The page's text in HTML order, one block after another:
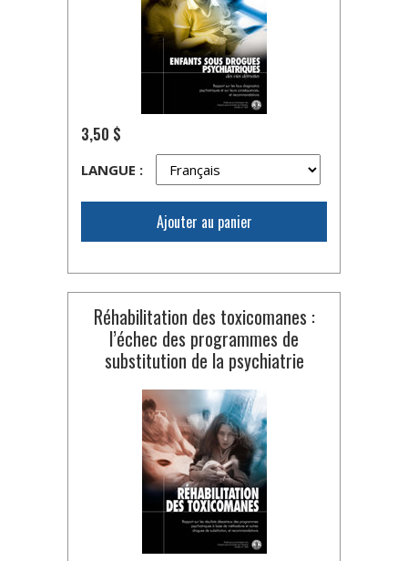
3,50 $
LANGUE :
Ajouter au panier
Réhabilitation des toxicomanes :
l’échec des programmes de
substitution de la psychiatrie